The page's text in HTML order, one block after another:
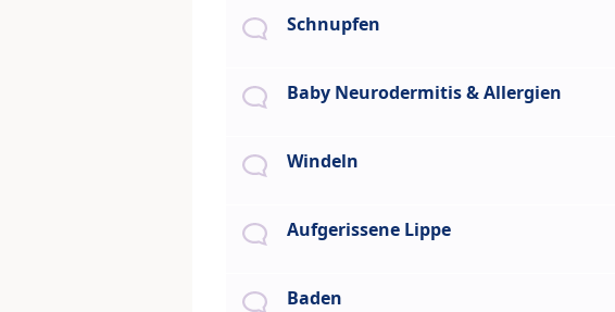
Schnupfen
Baby Neurodermitis & Allergien
Windeln
Aufgerissene Lippe
Baden